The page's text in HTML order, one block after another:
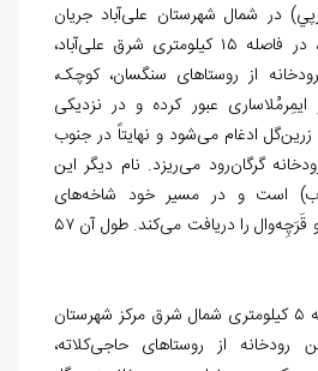
در شمال شهرستان علی‌آباد جریان
دارد و از کوه قلعه‌موران، در فاصله ۱۵ کیلومتری شرق علی‌آباد،
از روستاهای سنگسان، کوچک،
عبور کرده و در نزدیکی
زرين‌گل ادغام می‌شود و نهایتاً در جنوب
گرگان‌رود می‌ریزد. نام دیگر این
است و در مسیر خود شاخه‌های
رودخانه چاله‌پُل (شیرآباد) و قَرَچِه‌وال را دریافت می‌کند. طول آن ۵۷
رودخانه قرچه‌وال در فاصله ۵ کیلومتری شمال شرق مرکز شهرستان
رودخانه از روستاهای حاجی‌کلاته،